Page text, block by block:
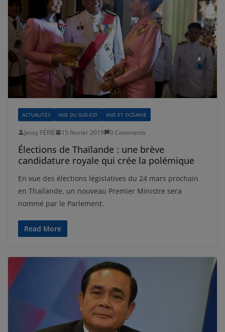
ACTUALITÉS ASIE DU SUD-EST ASIE ET OCÉANIE
Jessy PÉRIÉ 15 février 2019 0 Comments
Élections de Thaïlande : une brève
candidature royale qui crée la polémique
En vue des élections législatives du 24 mars prochain
en Thaïlande, un nouveau Premier Ministre sera
nommé par le Parlement.
Read More